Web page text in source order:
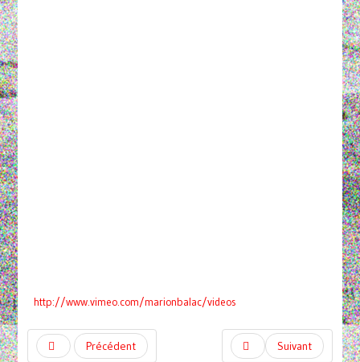
http://www.vimeo.com/marionbalac/videos
Précédent Suivant